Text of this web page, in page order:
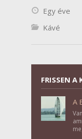
Egy éve
Kávé
FRISSEN A
A